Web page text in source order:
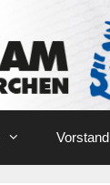
Vorstand